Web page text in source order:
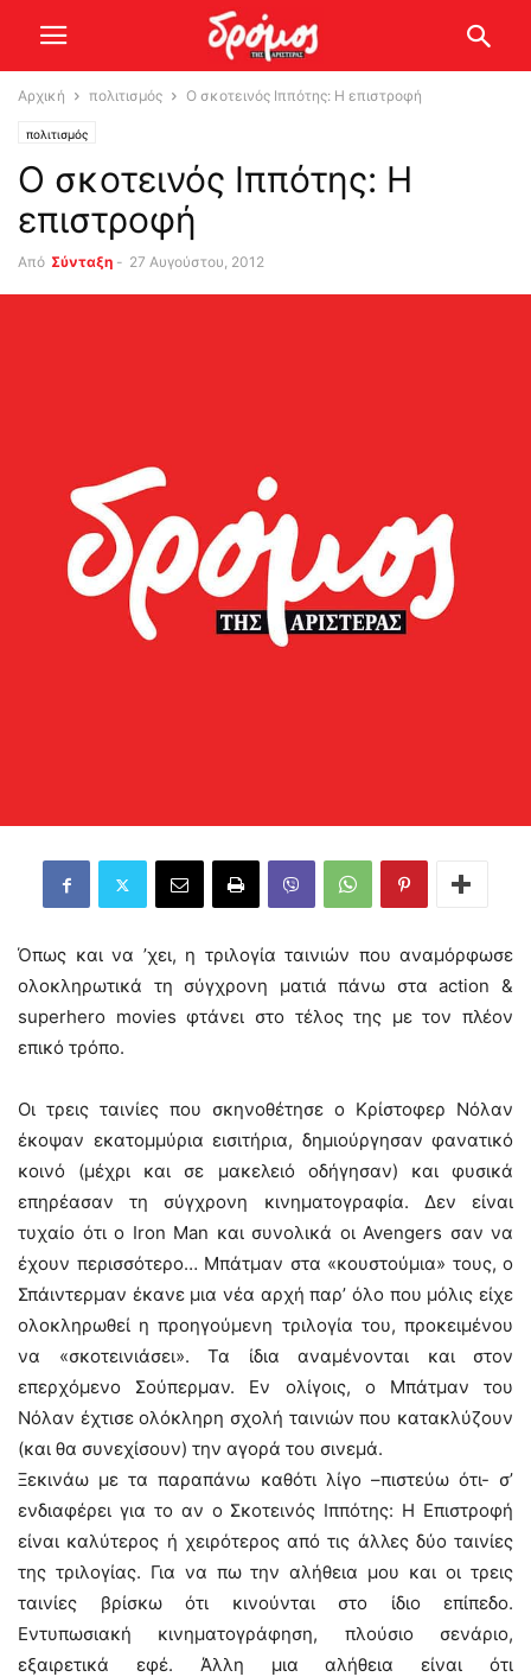
Αρχική πολιτισμός Ο σκοτεινός Ιππότης: Η επιστροφή
πολιτισμός
Ο σκοτεινός Ιππότης: Η
επιστροφή
Από Σύνταξη - 27 Αυγούστου, 2012
Όπως και να ’χει, η τριλογία ταινιών που αναμόρφωσε
ολοκληρωτικά τη σύγχρονη ματιά πάνω στα action &
superhero movies φτάνει στο τέλος της με τον πλέον
επικό τρόπο.
Οι τρεις ταινίες που σκηνοθέτησε ο Κρίστοφερ Νόλαν
έκοψαν εκατομμύρια εισιτήρια, δημιούργησαν φανατικό
κοινό (μέχρι και σε μακελειό οδήγησαν) και φυσικά
επηρέασαν τη σύγχρονη κινηματογραφία. Δεν είναι
τυχαίο ότι ο Iron Man και συνολικά οι Avengers σαν να
έχουν περισσότερο… Μπάτμαν στα «κουστούμια» τους, ο
Σπάιντερμαν έκανε μια νέα αρχή παρ’ όλο που μόλις είχε
ολοκληρωθεί η προηγούμενη τριλογία του, προκειμένου
να «σκοτεινιάσει». Τα ίδια αναμένονται και στον
επερχόμενο Σούπερμαν. Εν ολίγοις, ο Μπάτμαν του
Νόλαν έχτισε ολόκληρη σχολή ταινιών που κατακλύζουν
(και θα συνεχίσουν) την αγορά του σινεμά.
Ξεκινάω με τα παραπάνω καθότι λίγο –πιστεύω ότι- σ’
ενδιαφέρει για το αν ο Σκοτεινός Ιππότης: Η Επιστροφή
είναι καλύτερος ή χειρότερος από τις άλλες δύο ταινίες
της τριλογίας. Για να πω την αλήθεια μου και οι τρεις
ταινίες βρίσκω ότι κινούνται στο ίδιο επίπεδο.
Εντυπωσιακή κινηματογράφηση, πλούσιο σενάριο,
εξαιρετικά εφέ. Άλλη μια αλήθεια είναι ότι